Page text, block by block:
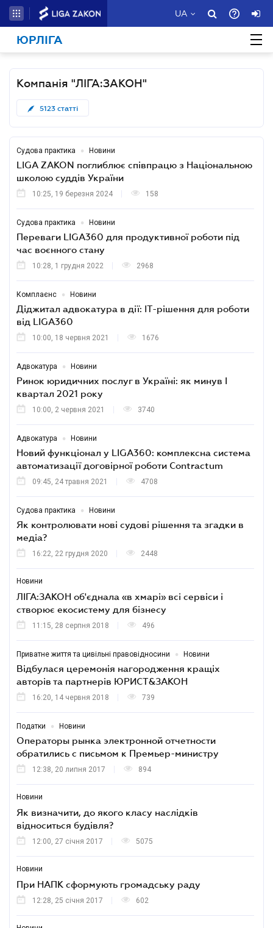
UA
ЮРЛІГА
Компанія "ЛІГА:ЗАКОН"
5123 статті
Судова практика • Новини
LIGA ZAKON поглиблює співпрацю з Національною
школою суддів України
10:25, 19 березня 2024 158
Судова практика • Новини
Переваги LIGA360 для продуктивної роботи під
час воєнного стану
10:28, 1 грудня 2022 2968
Комплаєнс • Новини
Діджитал адвокатура в дії: ІТ-рішення для роботи
від LIGA360
10:00, 18 червня 2021 1676
Адвокатура • Новини
Ринок юридичних послуг в Україні: як минув I
квартал 2021 року
10:00, 2 червня 2021 3740
Адвокатура • Новини
Новий функціонал у LIGA360: комплексна система
автоматизації договірної роботи Contractum
09:45, 24 травня 2021 4708
Судова практика • Новини
Як контролювати нові судові рішення та згадки в
медіа?
16:22, 22 грудня 2020 2448
Новини
ЛІГА:ЗАКОН об'єднала «в хмарі» всі сервіси і
створює екосистему для бізнесу
11:15, 28 серпня 2018 496
Приватне життя та цивільні правовідносини • Новини
Відбулася церемонія нагородження кращіх
авторів та партнерів ЮРИСТ&ЗАКОН
16:20, 14 червня 2018 739
Податки • Новини
Операторы рынка электронной отчетности
обратились с письмом к Премьер-министру
12:38, 20 липня 2017 894
Новини
Як визначити, до якого класу наслідків
відноситься будівля?
12:00, 27 січня 2017 5075
Новини
При НАПК сформують громадську раду
12:28, 25 січня 2017 602